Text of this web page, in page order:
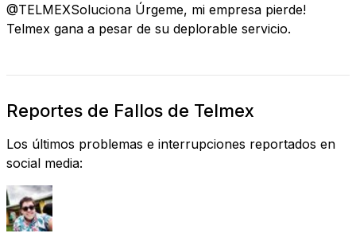
@TELMEXSoluciona Úrgeme, mi empresa pierde!
Telmex gana a pesar de su deplorable servicio.
Reportes de Fallos de Telmex
Los últimos problemas e interrupciones reportados en
social media: